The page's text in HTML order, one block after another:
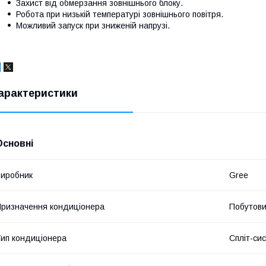
Захист від обмерзання зовнішнього блоку.
Робота при низькій температурі зовнішнього повітря.
Можливий запуск при зниженій напрузі.
Gree
кондиціонера
кондиціонера Спліт-